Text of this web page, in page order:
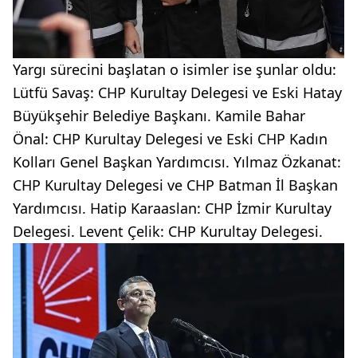
Yargı sürecini başlatan o isimler ise şunlar oldu:
Lütfü Savaş: CHP Kurultay Delegesi ve Eski Hatay
Büyükşehir Belediye Başkanı. Kamile Bahar
Önal: CHP Kurultay Delegesi ve Eski CHP Kadın
Kolları Genel Başkan Yardımcısı. Yılmaz Özkanat:
CHP Kurultay Delegesi ve CHP Batman İl Başkan
Yardımcısı. Hatip Karaaslan: CHP İzmir Kurultay
Delegesi. Levent Çelik: CHP Kurultay Delegesi.